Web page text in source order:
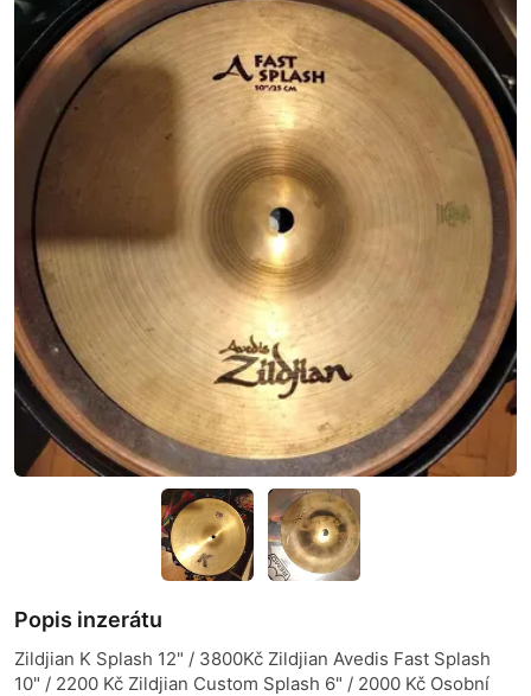
Popis inzerátu
Zildjian K Splash 12" / 3800Kč Zildjian Avedis Fast Splash
10" / 2200 Kč Zildjian Custom Splash 6" / 2000 Kč Osobní